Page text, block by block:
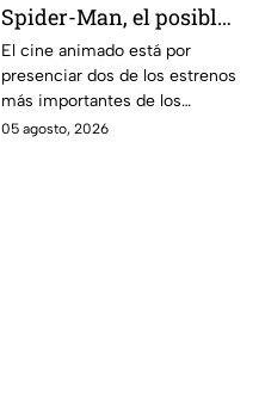
Spider-Man, el posible
gran enfrentamiento
en taquilla del 2027
El cine animado está por
presenciar dos de los estrenos
más importantes de los
últimos años.
05 agosto, 2026